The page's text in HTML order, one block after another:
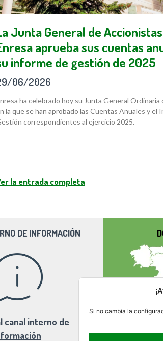
Si no cambia la
Junta General de
aprueba sus cuentas
informe de gestión de 2025
06/2026
ha celebrado hoy su Junta General Ordinaria
la que se han aprobado las Cuentas Anuales y el
correspondientes al ejercicio 2025.
la entrada completa
DE INFORMACIÓN
canal interno de